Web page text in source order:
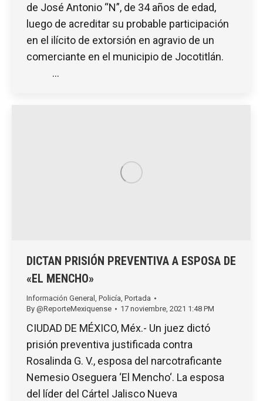
de José Antonio “N”, de 34 años de edad,
luego de acreditar su probable participación
en el ilícito de extorsión en agravio de un
comerciante en el municipio de Jocotitlán.
…
DICTAN PRISIÓN PREVENTIVA A ESPOSA DE
«EL MENCHO»
Información General , Policía, Portada
By @ReporteMexiquense 17 noviembre, 2021 1:48 PM
CIUDAD DE MÉXICO, Méx.- Un juez dictó
prisión preventiva justificada contra
Rosalinda G. V., esposa del narcotraficante
Nemesio Oseguera ‘El Mencho‘. La esposa
del líder del Cártel Jalisco Nueva